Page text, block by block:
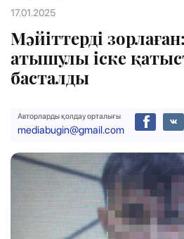
17.01.2025
Мәйіттерді
атышулы іске
басталды
Авторларды қолдау орталығы
mediabugin@gmail.com